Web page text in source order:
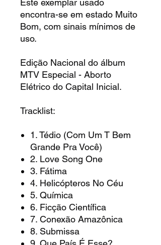
encontra-se em estado Muito
Bom, com sinais mínimos de
uso.
Edição Nacional do álbum
MTV Especial - Aborto
Elétrico do Capital Inicial.
Tracklist:
1. Tédio (Com Um T Bem
Grande Pra Você)
2. Love Song One
3. Fátima
4. Helicópteros No Céu
5. Química
6. Ficção Científica
7. Conexão Amazônica
8. Submissa